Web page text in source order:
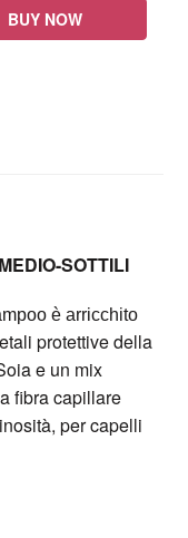
BUY NOW
SOTTILI
è arricchito
protettive della
e un mix
fibra capillare
per capelli